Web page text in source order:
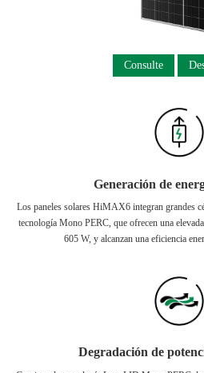
Consulte
Generación de
Los paneles solares HiMAX6 integran grandes
tecnología Mono PERC, que ofrecen una
605 W, y alcanzan una eficiencia
Degradación de